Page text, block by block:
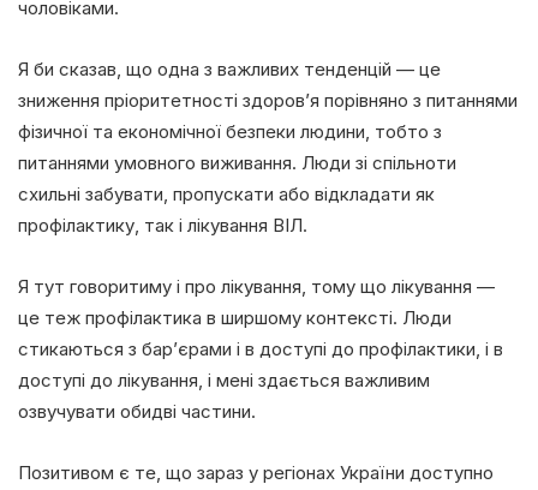
чоловіками.
Я би сказав, що одна з важливих тенденцій — це
зниження пріоритетності здоров’я порівняно з питаннями
фізичної та економічної безпеки людини, тобто з
питаннями умовного виживання. Люди зі спільноти
схильні забувати, пропускати або відкладати як
профілактику, так і лікування ВІЛ.
Я тут говоритиму і про лікування, тому що лікування —
це теж профілактика в ширшому контексті. Люди
стикаються з бар’єрами і в доступі до профілактики, і в
доступі до лікування, і мені здається важливим
озвучувати обидві частини.
Позитивом є те, що зараз у регіонах України доступно